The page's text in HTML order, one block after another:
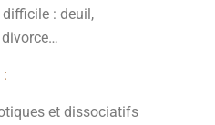
: deuil,
et dissociatifs